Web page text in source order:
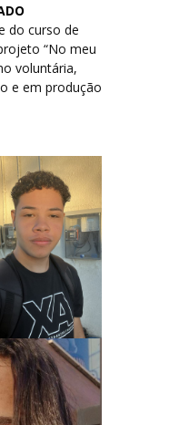
do curso de
“No meu
voluntária,
e em produção